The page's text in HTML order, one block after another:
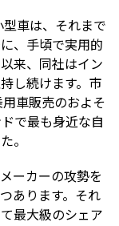
車は、それまで
、手頃で実用的
来、同社はイン
し続けます。市
車販売のおよそ
で最も身近な自
。
ーカーの攻勢を
あります。それ
最大級のシェア